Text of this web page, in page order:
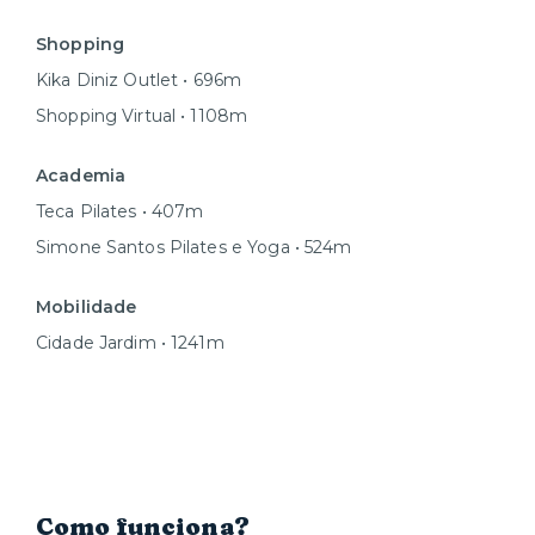
Shopping
Kika Diniz Outlet • 696m
Shopping Virtual • 1108m
Academia
Teca Pilates • 407m
Simone Santos Pilates e Yoga • 524m
Mobilidade
Cidade Jardim • 1241m
Como funciona?